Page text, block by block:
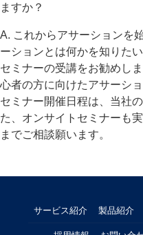
ますか？
A. これからアサーションを
ーションとは何かを知りた
セミナーの受講をお勧めし
心者の方に向けたアサーシ
セミナー開催日程は、当社
た、オンサイトセミナーも
までご相談願います。
サービス紹介 製品紹介